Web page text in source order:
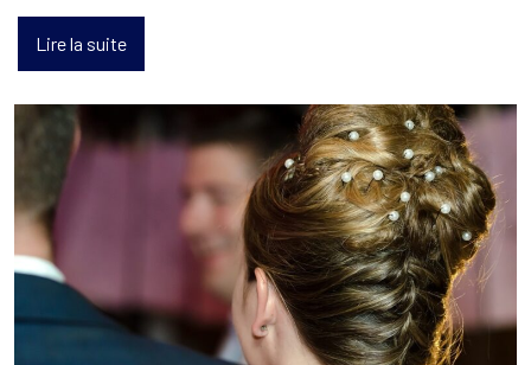
Lire la suite